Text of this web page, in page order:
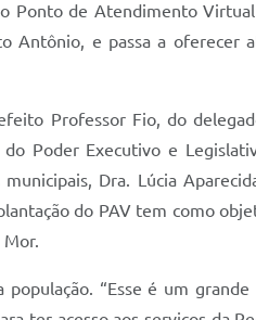
Ponto de Atendimento
Antônio, e passa a oferecer
Professor Fio, do
Poder Executivo e
Dra. Lúcia
do PAV tem como
Mor.
“Esse é um